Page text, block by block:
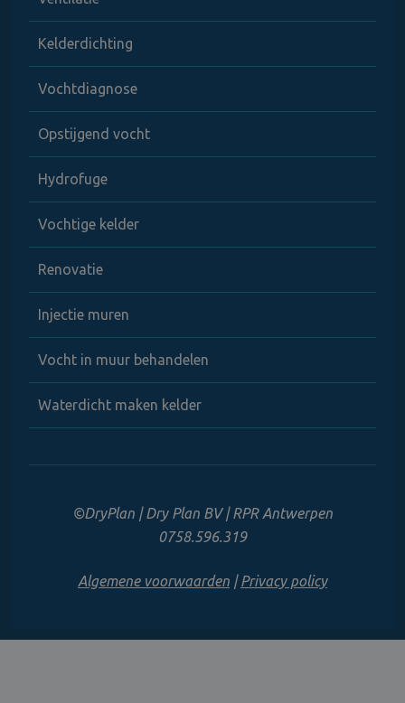
Kelderdichting
Vochtdiagnose
Opstijgend vocht
Hydrofuge
Vochtige kelder
Renovatie
Injectie muren
Vocht in muur behandelen
Waterdicht maken kelder
©DryPlan | Dry Plan BV | RPR Antwerpen
0758.596.319
Algemene voorwaarden |Privacy policy